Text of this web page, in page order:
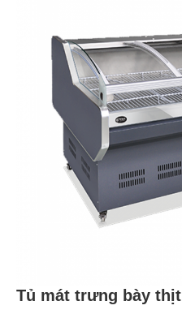
Tủ mát trưng bày